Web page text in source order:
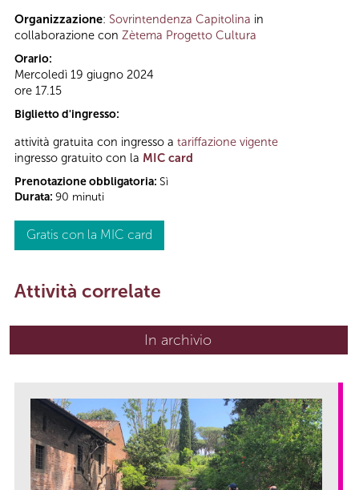
Organizzazione: Sovrintendenza Capitolina in
collaborazione con Zètema Progetto Cultura
Orario:
Mercoledì 19 giugno 2024
ore 17.15
Biglietto d'ingresso:
attività gratuita con ingresso a tariffazione vigente
ingresso gratuito con la MIC card
Prenotazione obbligatoria: Sì
Durata: 90 minuti
Gratis con la MIC card
Attività correlate
In archivio